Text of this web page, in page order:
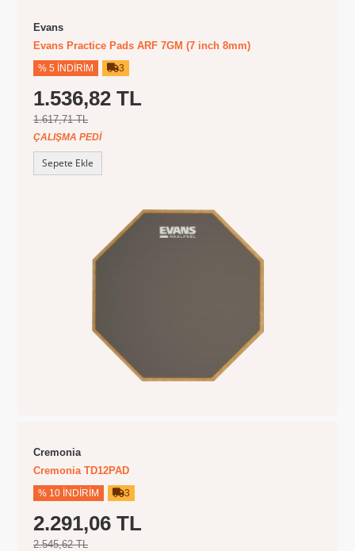
Evans
Evans Practice Pads ARF 7GM (7 inch 8mm)
% 5 İNDIRIM 3
1.536,82 TL
1.617,71 TL
ÇALIŞMA PEDI
Sepete Ekle
Cremonia
Cremonia TD12PAD
% 10 İNDIRIM 3
2.291,06 TL
2.545,62 TL